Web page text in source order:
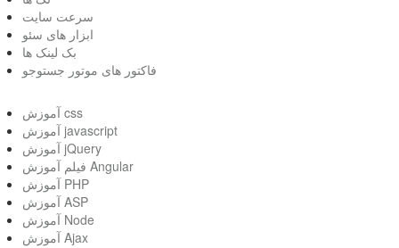
سرعت سایت
ابزار های سئو
بک لینک ها
فاکتور های موتور جستوجو
آموزش css
آموزش javascript
آموزش jQuery
فیلم آموزش Angular
آموزش PHP
آموزش ASP
آموزش Node
آموزش Ajax